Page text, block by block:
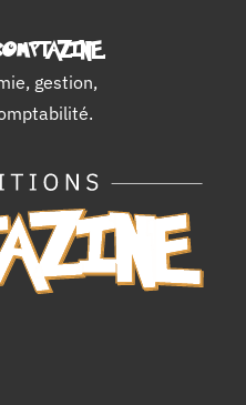
.
gestion,